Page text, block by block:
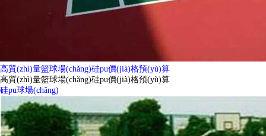
高質(zhì)量籃球場(chǎng)硅pu價(jià)格預(yù)算
高質(zhì)量籃球場(chǎng)硅pu價(jià)格預(yù)算
硅pu球場(chǎng)